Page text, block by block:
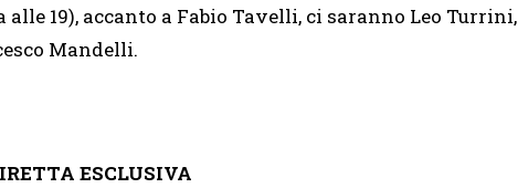
19), accanto a Fabio Tavelli, ci saranno Leo Turrini,
Mandelli.
ESCLUSIVA